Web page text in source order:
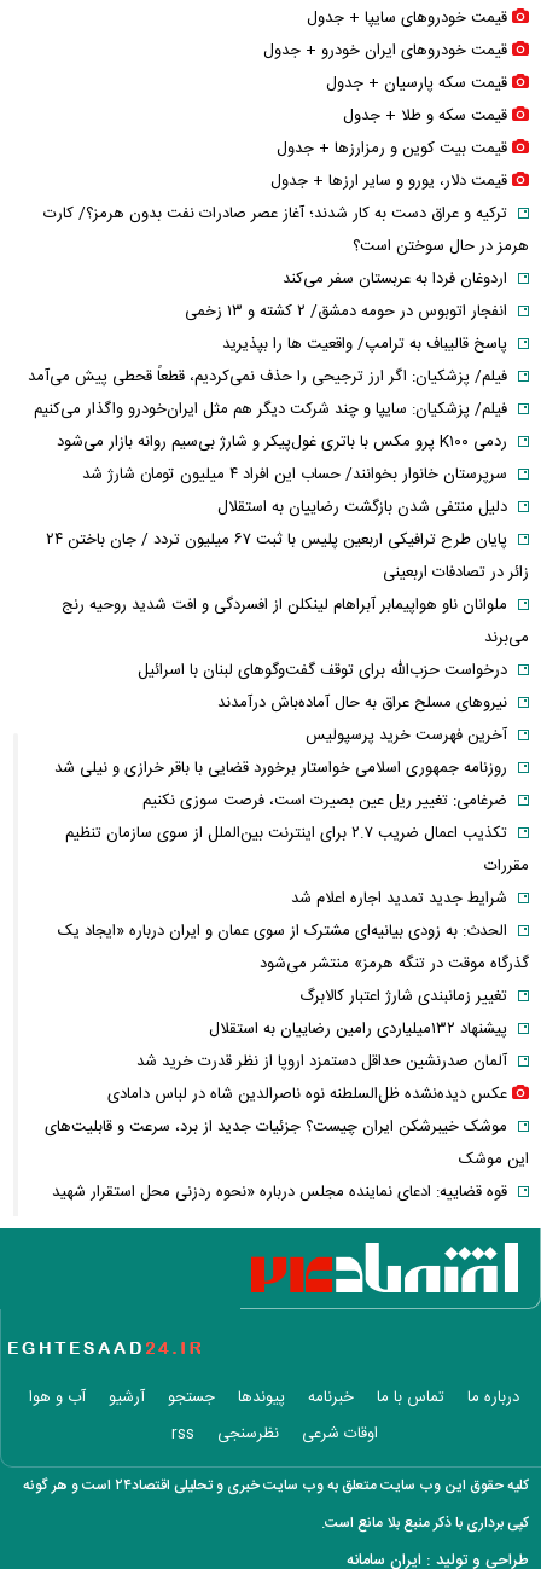
قیمت خودرو‌های سایپا + جدول
قیمت خودرو‌های ایران خودرو + جدول
قیمت سکه پارسیان + جدول
قیمت سکه و طلا + جدول
قیمت بیت کوین و رمزارز‌ها + جدول
قیمت دلار، یورو و سایر ارز‌ها + جدول
ترکیه و عراق دست به کار شدند؛ آغاز عصر صادرات نفت بدون هرمز؟/ کارت
هرمز در حال سوختن است؟
اردوغان فردا به عربستان سفر می‌کند
انفجار اتوبوس در حومه دمشق/ ۲ کشته و ۱۳ زخمی
پاسخ قالیباف به ترامپ/ واقعیت ها را بپذیرید
فیلم/ پزشکیان: اگر ارز ترجیحی را حذف نمی‌کردیم، قطعاً قحطی پیش می‌آمد
فیلم/ پزشکیان: سایپا و چند شرکت دیگر هم مثل ایران‌خودرو واگذار می‌کنیم
ردمی K۱۰۰ پرو مکس با باتری غول‌پیکر و شارژ بی‌سیم روانه بازار می‌شود
سرپرستان خانوار بخوانند/ حساب این افراد ۴ میلیون تومان شارژ شد
دلیل منتفی شدن بازگشت رضاییان به استقلال
پایان طرح ترافیکی اربعین پلیس با ثبت ۶۷ میلیون تردد / جان باختن ۲۴
زائر در تصادفات اربعینی
ملوانان ناو هواپیمابر آبراهام لینکلن از افسردگی و افت شدید روحیه رنج
می‌برند
درخواست حزب‌الله برای توقف گفت‌وگوهای لبنان با اسرائیل
نیروهای مسلح عراق به حال آماده‌باش درآمدند
آخرین فهرست خرید پرسپولیس
روزنامه جمهوری اسلامی خواستار برخورد قضایی با باقر خرازی و نیلی شد
ضرغامی: تغییر ریل عین بصیرت است، فرصت سوزی نکنیم
تکذیب اعمال ضریب ۲.۷ برای اینترنت بین‌الملل از سوی سازمان تنظیم
مقررات
شرایط جدید تمدید اجاره اعلام شد
الحدث: به زودی بیانیه‌ای مشترک از سوی عمان و ایران درباره «ایجاد یک
گذرگاه موقت در تنگه هرمز» منتشر می‌شود
تغییر زمانبندی‌ شارژ اعتبار کالابرگ
پیشنهاد ۱۳۲میلیاردی رامین رضاییان به استقلال
آلمان صدرنشین حداقل دستمزد اروپا از نظر قدرت خرید شد
عکس دیده‌نشده ظل‌السلطنه نوه ناصرالدین شاه در لباس دامادی
موشک خیبرشکن ایران چیست؟ جزئیات جدید از برد، سرعت و قابلیت‌های
این موشک
قوه قضاییه: ادعای نماینده مجلس درباره «نحوه ردزنی محل استقرار شهید
لاریجانی» صحت ندارد
قدرت‌نمایی تکاوران ارتش
شرط جدید بازنشستگی اعلام شد؛ چه کسانی باید بیشتر کار کنند؟
کدام بازیکنان تیم فوتبال ایران هنوز تیم پیدا نکرده‌اند؟ + فهرست کامل
آیا دکترین اختاپوس در برابر ایران ناکام ماند؟ بررسی یک راهبرد جنجالی
پشت پرده خودکفایی دارویی؛ چرا واردات همچنان حرف اول را می‌زند؟
حمله خلبانان ایرانی به پایگاه آمریکا بدون GPS
شرایط تغییر نام خانوادگی و شناسنامه اعلام شد+ مراحل، مدارک لازم و قوانین
درباره ما تماس با ما خبرنامه پیوندها جستجو آرشیو
آب و هوا
اوقات شرعی
نظرسنجی rss
کلیه حقوق این وب سایت متعلق به وب سایت خبری و تحلیلی اقتصاد۲۴ است و هر گونه
کپی برداری با ذکر منبع بلا مانع است.
طراحی و تولید : ایران سامانه